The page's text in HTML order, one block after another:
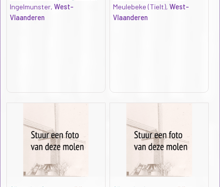
Ingelmunster, West-
Vlaanderen
Meulebeke (Tielt),West-
Vlaanderen